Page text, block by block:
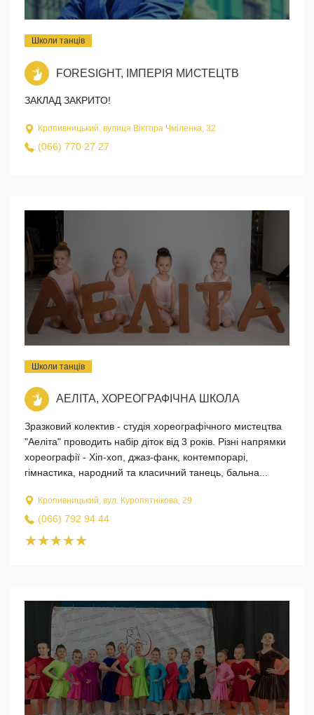
Школи танців
FORESIGHT, ІМПЕРІЯ МИСТЕЦТВ
ЗАКЛАД ЗАКРИТО!
Кропивницький, вулиця Віктора Чміленка, 32
(066) 770 27 27
Школи танців
АЕЛІТА, ХОРЕОГРАФІЧНА ШКОЛА
Зразковий колектив - студія хореографічного мистецтва
"Аеліта" проводить набір діток від 3 років. Різні напрямки
хореографії - Хіп-хоп, джаз-фанк, контемпорарі,
гімнастика, народний та класичний танець, бальна...
Кропивницький, вул. Куропятнікова, 29
(066) 792 94 44